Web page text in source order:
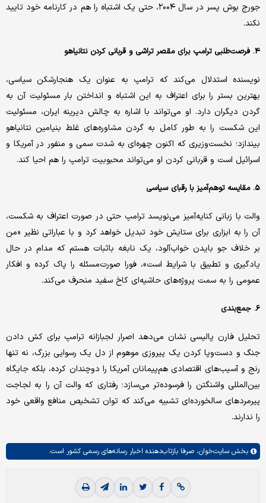
جورج بوش پسر در سال ۲۰۰۴، حتی یک اشتباه را هم در کارنامه خود تایید
نکند.
4. فرصت‌طلبی ترامپ برای مقصر تراشی و قربانی کردن نتانیاهو
نویسنده استدلال می‌کند که ترامپ به عنوان یک هنجارشکن سیاسی،
بهترین بستر را برای اعتراف به این اشتباه و انداختن بار مسئولیت آن به
گردن دیگران دارد. او می‌تواند با اشاره به چالش دیرینه ایران، مسئولیت
این شکست را به طور کامل به گردن مشاوره‌های غلط بنیامین نتانیاهو
بیندازد؛ نخست‌وزیری که اکنون چهره‌ای به شدت سمی و منفور در آمریکا و
اسرائیل است و قربانی کردن او می‌تواند محبوبیت ترامپ را هم احیا کند.
5. مقایسه توهم‌آمیز با رقبای سیاسی
والت با زبانی کنایه‌آمیز می‌نویسد ترامپ حتی در صورت اعتراف به شکست،
آن را به ابزاری برای ستایش خود تبدیل خواهد کرد و با عباراتی نظیر «من
بر خلاف جو بایدن خواب‌آلود، یک نابغه باثبات هستم که مدام در حال
یادگیری و تطبیق با شرایط است»، فورا صورت‌مسئله را پاک کرده و افکار
عمومی را به سمت پروژه‌های حاشیه‌ای کاخ سفید منحرف می‌کند.
6. جمع‌بندی
تحلیل فارن پالیسی نشان می‌دهد اصرار لجبازانه ترامپ برای کش دادن
جنگ و دست‌وپا کردن یک پیروزی موهوم از دل یک رسوایی بزرگ، نه تنها
رنج و آسیب‌های اقتصادی هم‌پیمانان آمریکا را دوچندان کرده، بلکه جایگاه
بین‌المللی واشنگتن را فرسوده‌تر می‌سازد؛ رفتاری که والت آن را به لجاجت
پیرمردهای سالخورده‌ای تشبیه می‌کند که توان تشخیص منافع واقعی خود
را ندارند.
بخش سایت‌خوان، صرفا بازتاب‌دهنده اخبار رسانه‌های رسمی کشور است.